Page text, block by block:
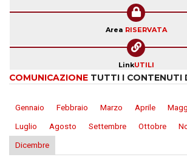
Area RISERVATA
LinkUTILI
COMUNICAZIONE TUTTI I CONTENUTI
Gennaio Febbraio Marzo Aprile
Luglio
Agosto Settembre Ottobre
Dicembre